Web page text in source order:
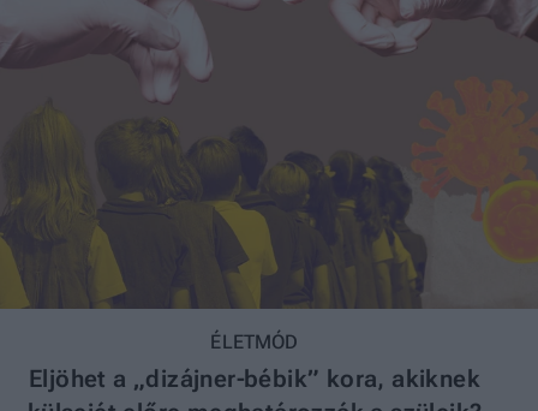
ÉLETMÓD
Eljöhet a „dizájner‑bébik” kora, akiknek